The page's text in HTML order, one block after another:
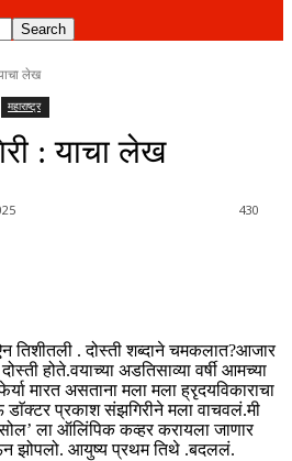
लेख
महाराष्ट्र
: याचा लेख
430
तिशीतली . दोस्ती शब्दाने चमकलात?आजार
होते.वयाच्या अडतिसाव्या वर्षी आमच्या
मारत असताना मला मला ह्रृदयविकाराचा
डाॅक्टर प्रकाश संझगिरीने मला वाचवलं.मी
ला ऑलिंपिक कव्हर करायला जाणार
झोपलो. आयुष्य प्रथम तिथे .बदललं.